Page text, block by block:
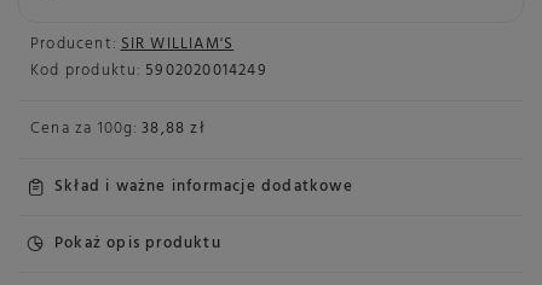
Producent: SIR WILLIAM'S
Kod produktu: 5902020014249
Cena za 100g: 38,88 zł
Skład i ważne informacje dodatkowe
Pokaż opis produktu